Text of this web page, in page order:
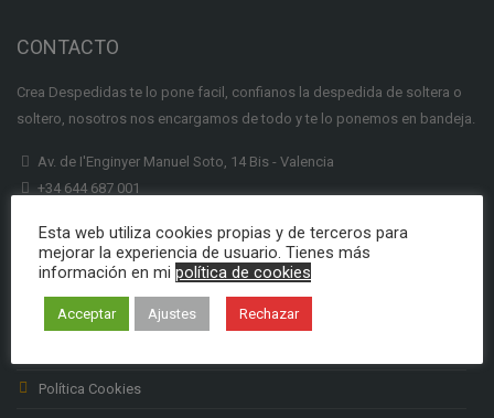
CONTACTO
Crea Despedidas te lo pone facil, confianos la despedida de soltera o
soltero, nosotros nos encargamos de todo y te lo ponemos en bandeja.
Av. de I'Enginyer Manuel Soto, 14 Bis - Valencia
+34 644 687 001
INFORMACION
Subenciones Labora
Política Cookies
Esta web utiliza cookies propias y de terceros para
mejorar la experiencia de usuario. Tienes más
información en mi política de cookies
Acceptar Ajustes Rechazar